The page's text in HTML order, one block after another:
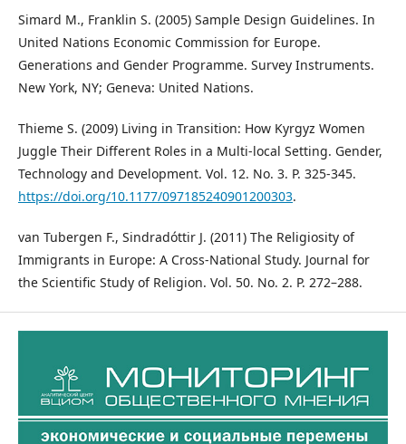
Simard M., Franklin S. (2005) Sample Design Guidelines. In
United Nations Economic Commission for Europe.
Generations and Gender Programme. Survey Instruments.
New York, NY; Geneva: United Nations.
Thieme S. (2009) Living in Transition: How Kyrgyz Women
Juggle Their Different Roles in a Multi-local Setting. Gender,
Technology and Development. Vol. 12. No. 3. P. 325-345.
https://doi.org/10.1177/097185240901200303.
van Tubergen F., Sindradóttir J. (2011) The Religiosity of
Immigrants in Europe: A Cross-National Study. Journal for
the Scientific Study of Religion. Vol. 50. No. 2. P. 272–288.